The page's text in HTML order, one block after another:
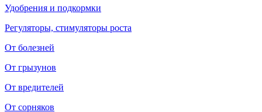
Удобрения и подкормки
Регуляторы, стимуляторы роста
От болезней
От грызунов
От вредителей
От сорняков